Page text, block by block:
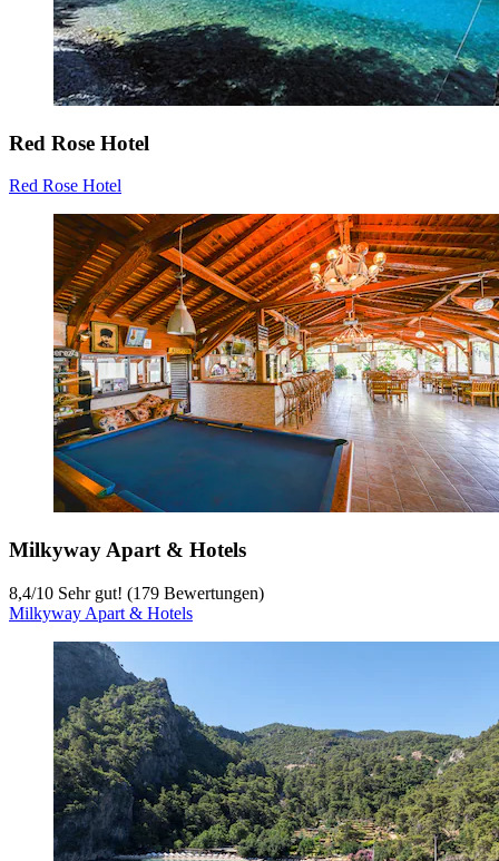
Red Rose Hotel
Red Rose Hotel
Milkyway Apart & Hotels
8,4/10 Sehr gut! (179 Bewertungen)
Milkyway Apart & Hotels